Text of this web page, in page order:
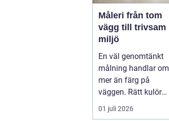
Måleri från tom
vägg till trivsam
miljö
En väl genomtänkt
målning handlar om
mer än färg på
väggen. Rätt kulörer,
noggrant
underarbete och e...
01 juli 2026